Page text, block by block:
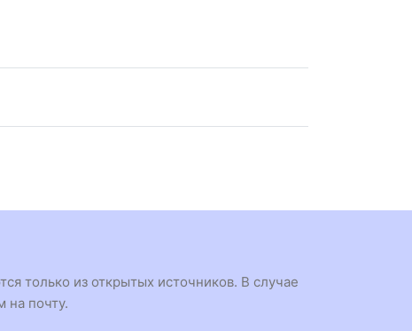
только из открытых источников. В случае
на почту.